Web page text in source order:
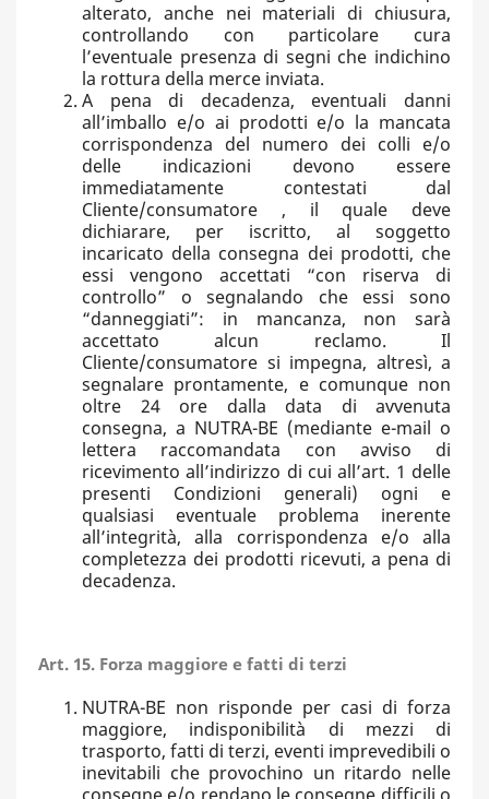
alterato, anche nei materiali di chiusura,
controllando con particolare cura
l’eventuale presenza di segni che indichino
la rottura della merce inviata.
A pena di decadenza, eventuali danni
all’imballo e/o ai prodotti e/o la mancata
corrispondenza del numero dei colli e/o
delle indicazioni devono essere
immediatamente contestati dal
Cliente/consumatore , il quale deve
dichiarare, per iscritto, al soggetto
incaricato della consegna dei prodotti, che
essi vengono accettati “con riserva di
controllo” o segnalando che essi sono
“danneggiati”: in mancanza, non sarà
accettato alcun reclamo. Il
Cliente/consumatore si impegna, altresì, a
segnalare prontamente, e comunque non
oltre 24 ore dalla data di avvenuta
consegna, a NUTRA-BE (mediante e-mail o
lettera raccomandata con avviso di
ricevimento all’indirizzo di cui all’art. 1 delle
presenti Condizioni generali) ogni e
qualsiasi eventuale problema inerente
all’integrità, alla corrispondenza e/o alla
completezza dei prodotti ricevuti, a pena di
decadenza.
Art. 15. Forza maggiore e fatti di terzi
NUTRA-BE non risponde per casi di forza
maggiore, indisponibilità di mezzi di
trasporto, fatti di terzi, eventi imprevedibili o
inevitabili che provochino un ritardo nelle